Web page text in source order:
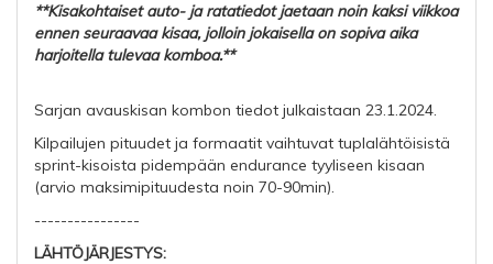
**Kisakohtaiset auto- ja ratatiedot jaetaan noin kaksi viikkoa
ennen seuraavaa kisaa, jolloin jokaisella on sopiva aika
harjoitella tulevaa komboa.**
Sarjan avauskisan kombon tiedot julkaistaan 23.1.2024.
Kilpailujen pituudet ja formaatit vaihtuvat tuplalähtöisistä
sprint-kisoista pidempään endurance tyyliseen kisaan
(arvio maksimipituudesta noin 70-90min).
----------------
LÄHTÖJÄRJESTYS: